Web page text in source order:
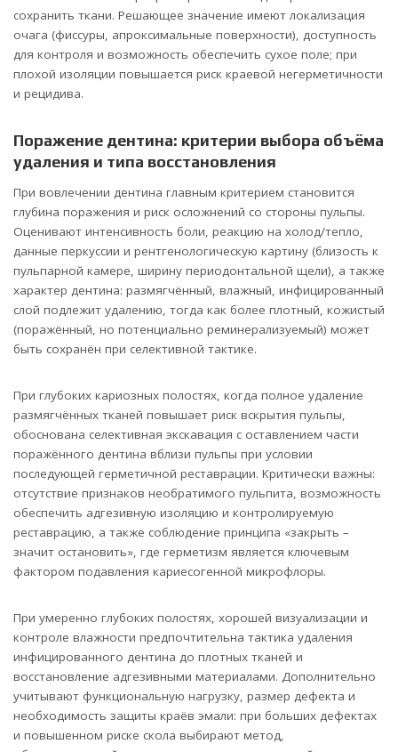
сохранить ткани. Решающее значение имеют локализация
очага (фиссуры, апроксимальные поверхности), доступность
для контроля и возможность обеспечить сухое поле; при
плохой изоляции повышается риск краевой негерметичности
и рецидива.
Поражение дентина: критерии выбора объёма
удаления и типа восстановления
При вовлечении дентина главным критерием становится
глубина поражения и риск осложнений со стороны пульпы.
Оценивают интенсивность боли, реакцию на холод/тепло,
данные перкуссии и рентгенологическую картину (близость к
пульпарной камере, ширину периодонтальной щели), а также
характер дентина: размягчённый, влажный, инфицированный
слой подлежит удалению, тогда как более плотный, кожистый
(поражённый, но потенциально реминерализуемый) может
быть сохранён при селективной тактике.
При глубоких кариозных полостях, когда полное удаление
размягчённых тканей повышает риск вскрытия пульпы,
обоснована селективная экскавация с оставлением части
поражённого дентина вблизи пульпы при условии
последующей герметичной реставрации. Критически важны:
отсутствие признаков необратимого пульпита, возможность
обеспечить адгезивную изоляцию и контролируемую
реставрацию, а также соблюдение принципа «закрыть –
значит остановить», где герметизм является ключевым
фактором подавления кариесогенной микрофлоры.
При умеренно глубоких полостях, хорошей визуализации и
контроле влажности предпочтительна тактика удаления
инфицированного дентина до плотных тканей и
восстановление адгезивными материалами. Дополнительно
учитывают функциональную нагрузку, размер дефекта и
необходимость защиты краёв эмали: при больших дефектах
и повышенном риске скола выбирают метод,